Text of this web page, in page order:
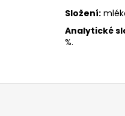
Složení:
Analytické
%.